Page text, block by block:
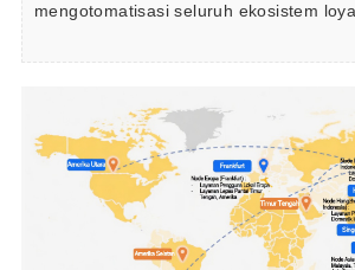
mengotomatisasi seluruh ekosistem